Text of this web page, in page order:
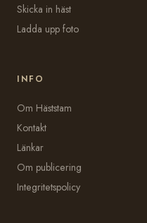
Skicka in häst
Ladda upp foto
INFO
Om Häststam
Kontakt
Länkar
Om publicering
Integritetspolicy